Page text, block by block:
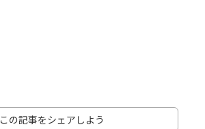
この記事をシェアしよう